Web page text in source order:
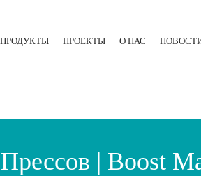
ПРОДУКТЫ
ГИДРАВЛИЧЕСКИЙ ПРЕСС
ПРОЕКТЫ О НАС
| Boost